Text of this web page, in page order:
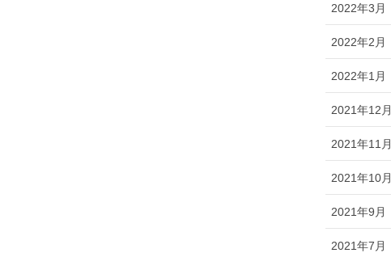
2022年3月
2022年2月
2022年1月
2021年12月
2021年11月
2021年10月
2021年9月
2021年7月